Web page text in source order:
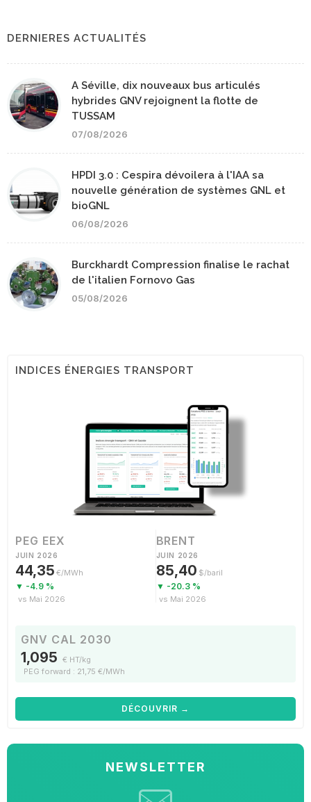
DERNIERES ACTUALITÉS
A Séville, dix nouveaux bus articulés
hybrides GNV rejoignent la flotte de
TUSSAM
07/08/2026
HPDI 3.0 : Cespira dévoilera à l'IAA sa
nouvelle génération de systèmes GNL et
bioGNL
06/08/2026
Burckhardt Compression finalise le rachat
de l'italien Fornovo Gas
05/08/2026
INDICES ÉNERGIES TRANSPORT
PEG EEX
JUIN 2026
44,35 €/MWh
▼ -4.9 %
vs Mai 2026
BRENT
JUIN 2026
85,40 $/baril
▼ -20.3 %
vs Mai 2026
GNV CAL 2030
1,095 € HT/kg
PEG forward : 21,75 €/MWh
DÉCOUVRIR →
NEWSLETTER